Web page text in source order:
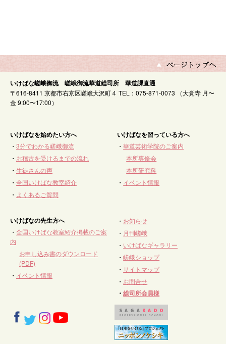
いけばな嵯峨御流 嵯峨御流華道総司所 華道課直通
〒616-8411 京都市右京区嵯峨大沢町４ TEL：075-871-0073 （大覚寺 月〜
金 9:00〜17:00）
いけばなを始めたい方へ
・ 3分でわかる嵯峨御流
・ お稽古を受けるまでの流れ
・ 生徒さんの声
・ 全国いけばな教室紹介
・ よくあるご質問
いけばなを習っている方へ
・華道芸術学院のご案内
本所専修会
本所研究科
・ イベント情報
いけばなの先生方へ
・ 全国いけばな教室紹介掲載のご案
内
お申し込み書のダウンロード
(PDF)
・ イベント情報
・ お知らせ
・ 月刊嵯峨
・ いけばなギャラリー
・嵯峨ショップ
・サイトマップ
・ お問合せ
・総司所会員様